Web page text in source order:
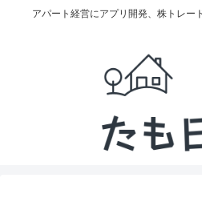
アパート経営にアプリ開発、株トレー